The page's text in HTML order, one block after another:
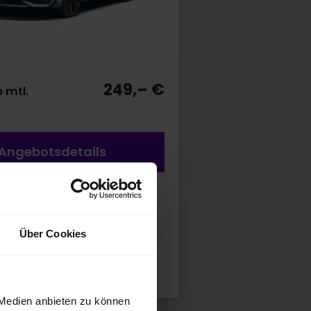
Über Cookies
anbieten zu können
mtl. 249,– €
Sonderausstattung.
kombiniert: 163 g/km; CO2-